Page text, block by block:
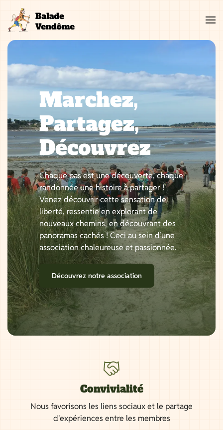
contenu
Marchez,
Partagez,
Découvrez
Chaque pas est une découverte, chaque
randonnée une histoire à partager !
Venez découvrir cette sensation de
liberté, ressentie en explorant de
nouveaux chemins, en découvrant des
panoramas cachés ! Ceci au sein d’une
association chaleureuse et passionnée.
Découvrez notre association
Convivialité
Nous favorisons les liens sociaux et le partage
d'expériences entre les membres